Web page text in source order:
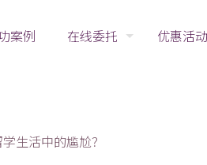
案例 在线委托 优惠活动
生活中的尴尬？